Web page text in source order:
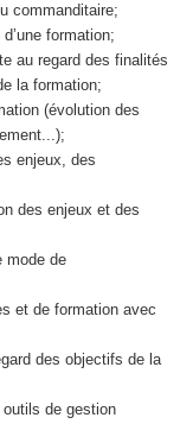
commanditaire;
formation;
au regard des finalités
la formation;
(évolution des
enjeux, des
des enjeux et des
mode de
et de formation avec
des objectifs de la
outils de gestion